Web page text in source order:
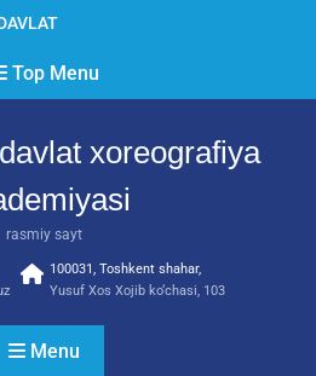
(ijodiy)
Top Menu
xoreografiya
rasmiy sayt
100031, Toshkent shahar,
Yusuf Xos Xojib ko‘chasi, 103
Menu